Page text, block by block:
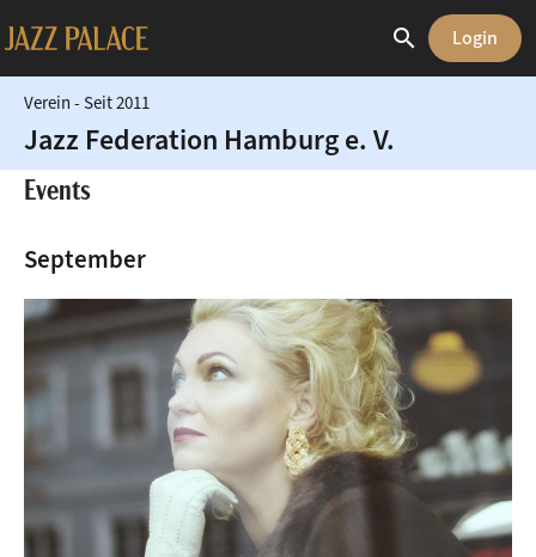
search Login
Verein - Seit 2011
Jazz Federation Hamburg e. V.
open_in_newZur Website
LINKS
Facebook
Instagram
mail Newsletter
person_addMitgliedschaft
Events
September